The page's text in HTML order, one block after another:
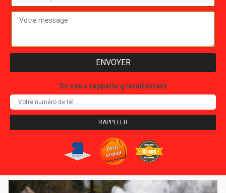
On vous rappelle gratuitement